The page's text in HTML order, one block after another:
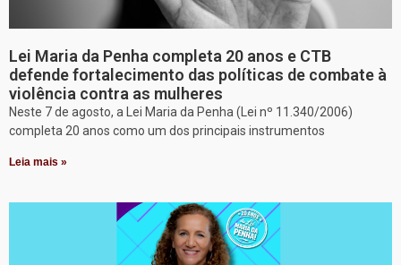
Lei Maria da Penha completa 20 anos e CTB
defende fortalecimento das políticas de combate à
violência contra as mulheres
Neste 7 de agosto, a Lei Maria da Penha (Lei nº 11.340/2006)
completa 20 anos como um dos principais instrumentos
Leia mais »